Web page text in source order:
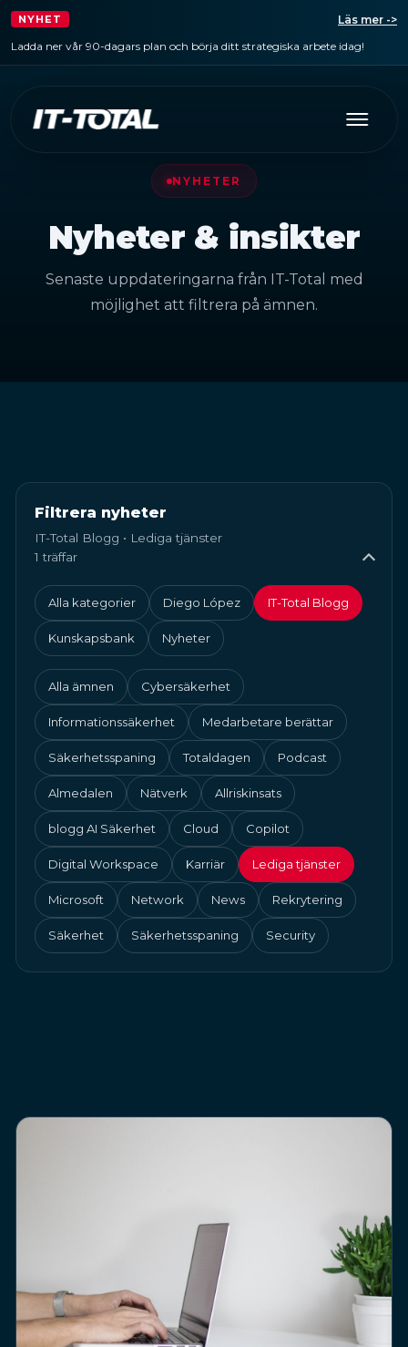
NYHET
Ladda ner vår 90-dagars plan och börja ditt strategiska arbete idag!
Läs mer ->
NYHETER
Nyheter & insikter
Senaste uppdateringarna från IT-Total med
möjlighet att filtrera på ämnen.
Filtrera nyheter
IT-Total Blogg • Lediga tjänster
1 träffar
Alla kategorier Diego López IT-Total Blogg
Kunskapsbank Nyheter
Alla ämnen Cybersäkerhet
Informationssäkerhet Medarbetare berättar
Säkerhetsspaning Totaldagen Podcast
Almedalen Nätverk Allriskinsats
blogg AI Säkerhet Cloud Copilot
Digital Workspace Karriär Lediga tjänster
Microsoft Network News Rekrytering
Säkerhet Säkerhetsspaning Security